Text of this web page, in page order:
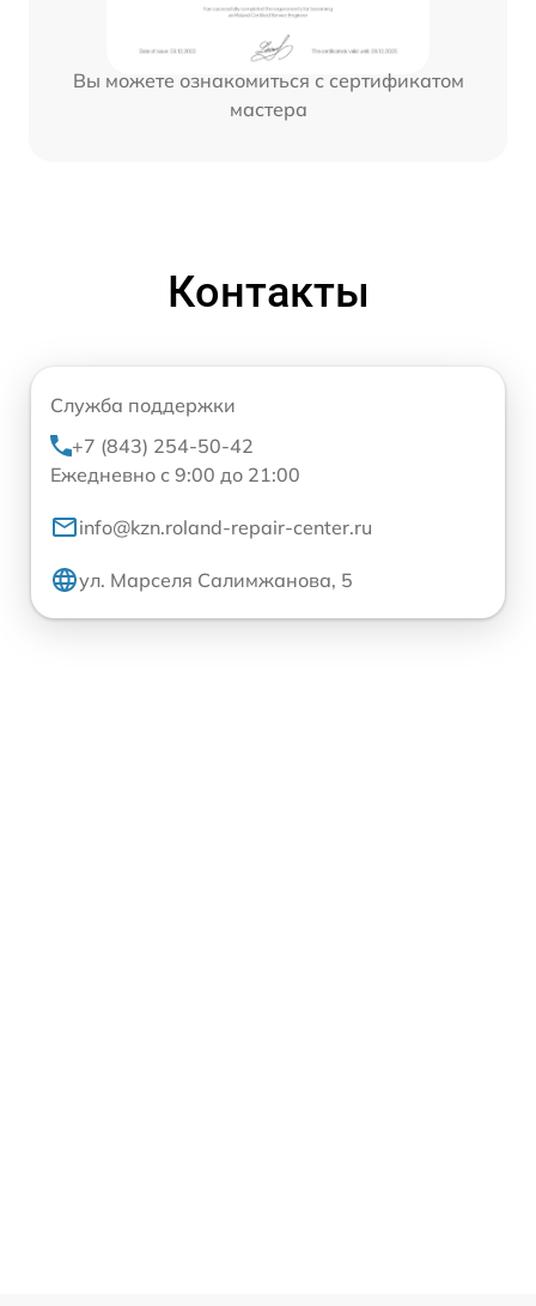
Вы можете ознакомиться с сертификатом
мастера
Контакты
Служба поддержки
+7 (843) 254-50-42
Ежедневно с 9:00 до 21:00
info@kzn.roland-repair-center.ru
ул. Марселя Салимжанова, 5